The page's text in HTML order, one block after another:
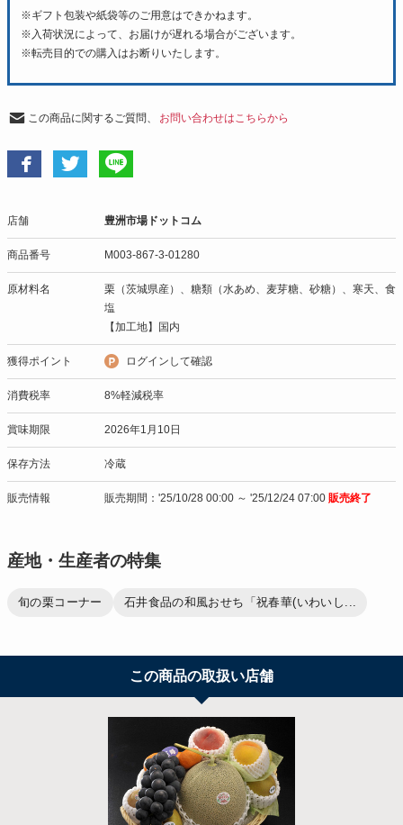
※ギフト包装や紙袋等のご用意はできかねます。
※入荷状況によって、お届けが遅れる場合がございます。
※転売目的での購入はお断りいたします。
この商品に関するご質問、 お問い合わせはこちらから
店舗 豊洲市場ドットコム
商品番号 M003-867-3-01280
原材料名
栗（茨城県産）、糖類（水あめ、麦芽糖、砂糖）、寒天、食
塩
【加工地】国内
獲得ポイント ログインして確認
消費税率 8%軽減税率
賞味期限 2026年1月10日
保存方法 冷蔵
販売情報 販売期間：'25/10/28 00:00 ～ '25/12/24 07:00 販売終了
産地・生産者の特集
旬の栗コーナー 石井食品の和風おせち「祝春華(いわいし...
この商品の取扱い店舗